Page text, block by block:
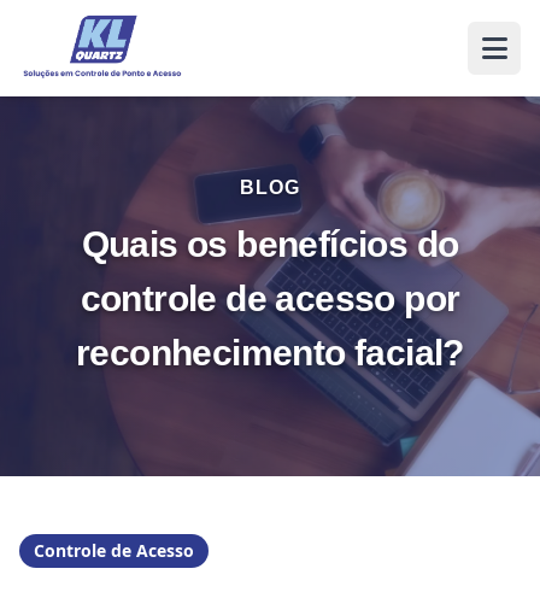
BLOG
Quais os benefícios do
controle de acesso por
reconhecimento facial?
Controle de Acesso